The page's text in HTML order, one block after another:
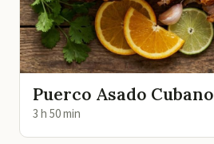
Puerco Asado Cubano
3 h 50 min